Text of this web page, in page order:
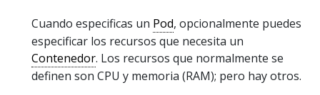
Cuando especificas un Pod, opcionalmente puedes
especificar los recursos que necesita un
Contenedor. Los recursos que normalmente se
definen son CPU y memoria (RAM); pero hay otros.